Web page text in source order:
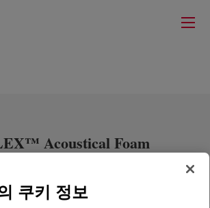
Acoustical Foam
쿠키 정보